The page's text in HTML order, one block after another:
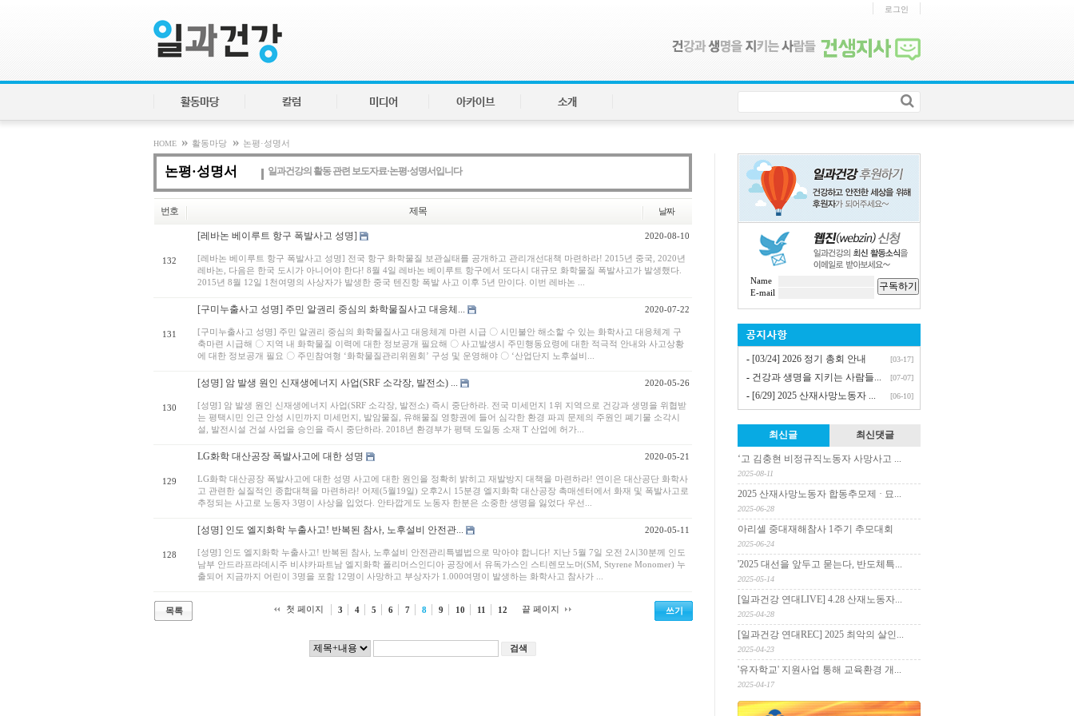
로그인
활동마당 칼럼 미디어 아카이브 소개
HOME » 활동마당 » 논평·성명서
논평·성명서 일과건강의 활동 관련 보도자료·논평·성명서입니다
번호 제목 날짜
132
[레바논 베이루트 항구 폭발사고 성명] 2020-08-10
[레바논 베이루트 항구 폭발사고 성명] 전국 항구 화학물질 보관실태를 공개하고 관리개선대책 마련하라! 2015년 중국, 2020년
레바논, 다음은 한국 도시가 아니어야 한다! 8월 4일 레바논 베이루트 항구에서 또다시 대규모 화학물질 폭발사고가 발생했다.
2015년 8월 12일 1천여명의 사상자가 발생한 중국 텐진항 폭발 사고 이후 5년 만이다. 이번 레바논 ...
131
[구미누출사고 성명] 주민 알권리 중심의 화학물질사고 대응체... 2020-07-22
[구미누출사고 성명] 주민 알권리 중심의 화학물질사고 대응체계 마련 시급 〇 시민불안 해소할 수 있는 화학사고 대응체계 구
축마련 시급해 〇 지역 내 화학물질 이력에 대한 정보공개 필요해 〇 사고발생시 주민행동요령에 대한 적극적 안내와 사고상황
에 대한 정보공개 필요 〇 주민참여형 ‘화학물질관리위원회’ 구성 및 운영해야 〇 ‘산업단지 노후설비...
130
[성명] 암 발생 원인 신재생에너지 사업(SRF 소각장, 발전소) ... 2020-05-26
[성명] 암 발생 원인 신재생에너지 사업(SRF 소각장, 발전소) 즉시 중단하라. 전국 미세먼지 1위 지역으로 건강과 생명을 위협받
는 평택시민 인근 안성 시민까지 미세먼지, 발암물질, 유해물질 영향권에 들어 심각한 환경 파괴 문제의 주원인 폐기물 소각시
설, 발전시설 건설 사업을 승인을 즉시 중단하라. 2018년 환경부가 평택 도일동 소재 T 산업에 허가...
129
LG화학 대산공장 폭발사고에 대한 성명 2020-05-21
LG화학 대산공장 폭발사고에 대한 성명 사고에 대한 원인을 정확히 밝히고 재발방지 대책을 마련하라! 연이은 대산공단 화학사
고 관련한 실질적인 종합대책을 마련하라! 어제(5월19일) 오후2시 15분경 엘지화학 대산공장 촉매센터에서 화재 및 폭발사고로
추정되는 사고로 노동자 3명이 사상을 입었다. 안타깝게도 노동자 한분은 소중한 생명을 잃었다 우선...
128
[성명] 인도 엘지화학 누출사고! 반복된 참사, 노후설비 안전관... 2020-05-11
[성명] 인도 엘지화학 누출사고! 반복된 참사, 노후설비 안전관리특별법으로 막아야 합니다! 지난 5월 7일 오전 2시30분께 인도
남부 안드라프라데시주 비샤카파트남 엘지화학 폴리머스인디아 공장에서 유독가스인 스티렌모노머(SM, Styrene Monomer) 누
출되어 지금까지 어린이 3명을 포함 12명이 사망하고 부상자가 1.000여명이 발생하는 화학사고 참사가 ...
목록 쓰기
첫 페이지 3 4 5 6 7 8 9 10 11 12 끝 페이지
검색
Name 구독하기
E-mail
- [03/24] 2026 정기 총회 안내 [03-17]
- 건강과 생명을 지키는 사람들... [07-07]
- [6/29] 2025 산재사망노동자 ... [06-10]
최신글 최신댓글
‘고 김충현 비정규직노동자 사망사고 ...
2025-08-11
2025 산재사망노동자 합동추모제 · 묘...
2025-06-28
아리셀 중대재해참사 1주기 추모대회
2025-06-24
'2025 대선을 앞두고 묻는다, 반도체특...
2025-05-14
[일과건강 연대LIVE] 4.28 산재노동자...
2025-04-28
[일과건강 연대REC] 2025 최악의 살인...
2025-04-23
'유자학교' 지원사업 통해 교육환경 개...
2025-04-17